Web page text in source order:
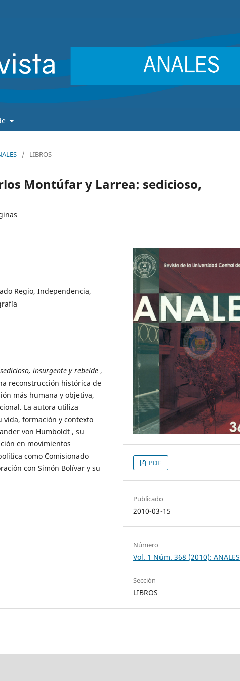
/ LIBROS
Montúfar y Larrea: sedicioso,
Regio, Independencia,
insurgente y rebelde ,
reconstrucción histórica de
más humana y objetiva,
La autora utiliza
vida, formación y contexto
von Humboldt , su
en movimientos
como Comisionado
con Simón Bolívar y su
PDF
Publicado
2010-03-15
Número
Vol. 1 Núm. 368 (2010): ANALES
Sección
LIBROS